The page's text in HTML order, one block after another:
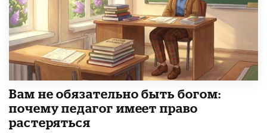
​Вам не обязательно быть богом:
почему педагог имеет право
растеряться